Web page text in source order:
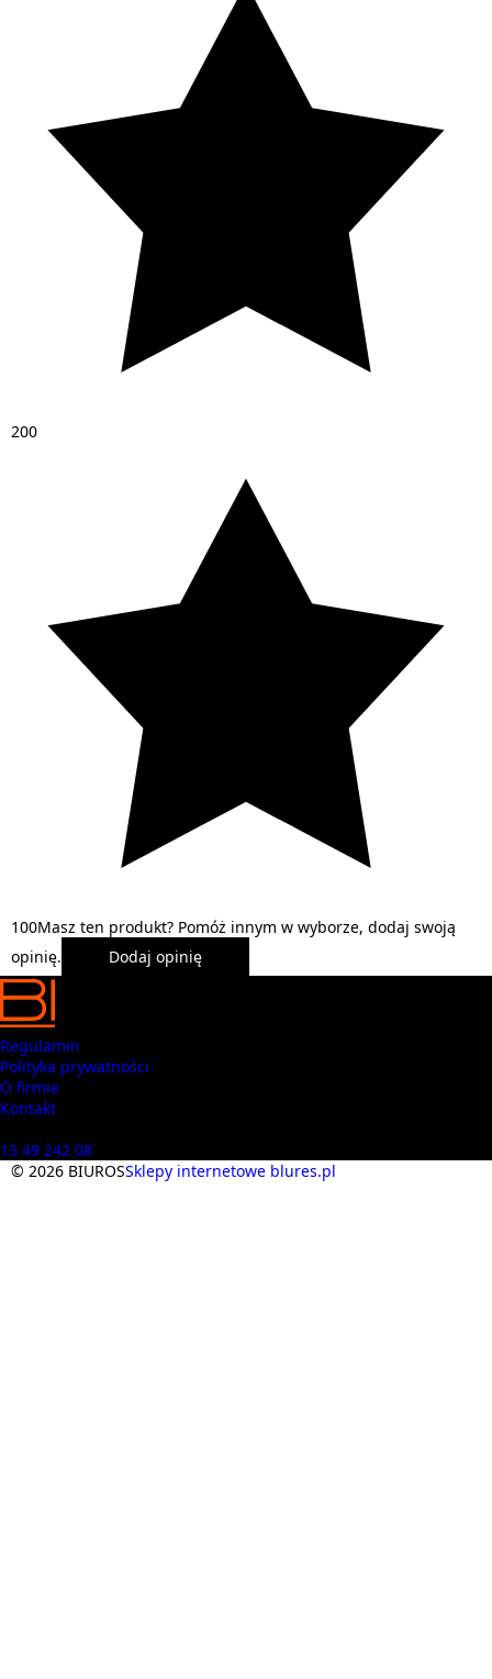
200
100Masz ten produkt? Pomóż innym w wyborze, dodaj swoją
opinię.
Dodaj opinię
Regulamin
Polityka prywatności
O firmie
Kontakt
13 49 242 08
© 2026 BIUROSSklepy internetowe blures.pl